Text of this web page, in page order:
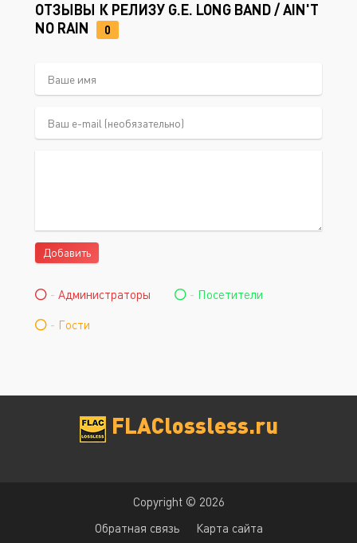
ОТЗЫВЫ К РЕЛИЗУ G.E. LONG BAND / AIN'T
NO RAIN
0
Добавить
- Администраторы - Посетители
- Гости
FLAClossless.ru
Copyright © 2026
Обратная связь
Карта сайта